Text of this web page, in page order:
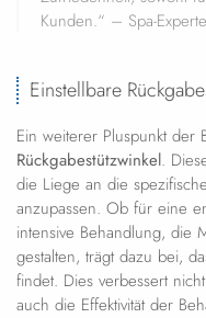
Kunden.“ – Spa-Experte
Einstellbare
Ein weiterer Pluspunkt der
Rückgabestützwinkel.
die Liege an die
anzupassen. Ob für eine
intensive Behandlung, die
gestalten, trägt dazu bei,
findet. Dies verbessert
auch die Effektivität der